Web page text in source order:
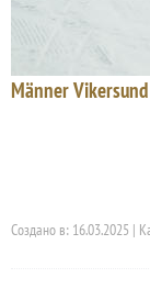
Männer
Создано в: 16.03.2025 |